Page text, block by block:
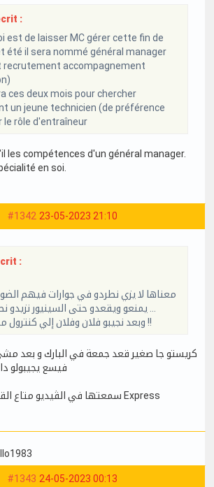
:
est de laisser MC gérer cette fin de
été il sera nommé général manager
recrutement accompagnement
ces deux mois pour chercher
un jeune technicien (de préférence
le rôle d'entraîneur
les compétences d'un général manager.
en soi.
#1342 23-05-2023 21:10
:
معناها لا يزي نطردو في جوارات فيهم
وبعد نجيبو فلان وفلان إلي كنترول ما يعرفش يعملو !!
كريستو جا صغير قعد جمعة في البارك و بعد
فيسع يجيبولو
سمعتها في الڤيديو متاع القلصي و الرّويسي في Express
#1343 24-05-2023 00:13